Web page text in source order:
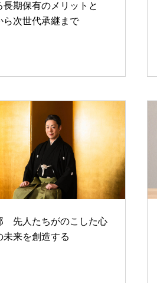
期保有のメリットと
次世代承継まで
先人たちがのこした心
未来を創造する